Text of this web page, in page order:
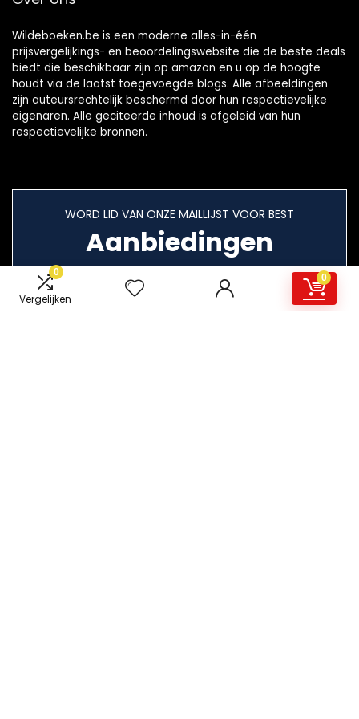
0
Vergelijken
0
Wildeboeken.be is een moderne alles-in-één
prijsvergelijkings- en beoordelingswebsite die de beste deals
biedt die beschikbaar zijn op amazon en u op de hoogte
houdt via de laatst toegevoegde blogs. Alle afbeeldingen
zijn auteursrechtelijk beschermd door hun respectievelijke
eigenaren. Alle geciteerde inhoud is afgeleid van hun
respectievelijke bronnen.
WORD LID VAN ONZE MAILLIJST VOOR BEST
Aanbiedingen